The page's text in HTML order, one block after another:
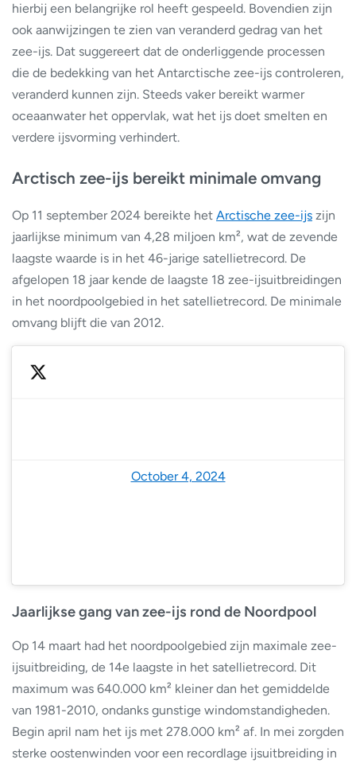
hierbij een belangrijke rol heeft gespeeld. Bovendien zijn
ook aanwijzingen te zien van veranderd gedrag van het
zee-ijs. Dat suggereert dat de onderliggende processen
die de bedekking van het Antarctische zee-ijs controleren,
veranderd kunnen zijn. Steeds vaker bereikt warmer
oceaanwater het oppervlak, wat het ijs doet smelten en
verdere ijsvorming verhindert.
Arctisch zee-ijs bereikt minimale omvang
Op 11 september 2024 bereikte het Arctische zee-ijs zijn
jaarlijkse minimum van 4,28 miljoen km², wat de zevende
laagste waarde is in het 46-jarige satellietrecord. De
afgelopen 18 jaar kende de laagste 18 zee-ijsuitbreidingen
in het noordpoolgebied in het satellietrecord. De minimale
omvang blijft die van 2012.
October 4, 2024
Jaarlijkse gang van zee-ijs rond de Noordpool
Op 14 maart had het noordpoolgebied zijn maximale zee-
ijsuitbreiding, de 14e laagste in het satellietrecord. Dit
maximum was 640.000 km² kleiner dan het gemiddelde
van 1981-2010, ondanks gunstige windomstandigheden.
Begin april nam het ijs met 278.000 km² af. In mei zorgden
sterke oostenwinden voor een recordlage ijsuitbreiding in